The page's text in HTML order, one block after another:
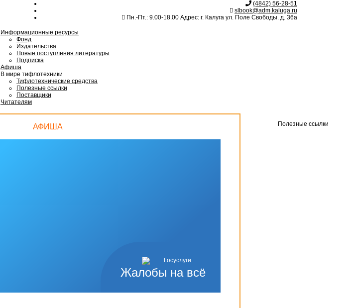
(4842) 56-28-51
slbook@adm.kaluga.ru
Пн.-Пт.: 9.00-18.00 Адрес: г. Калуга ул. Поле Свободы. д. 36а
Информационные ресурсы
Фонд
Издательства
Новые поступления литературы
Подписка
Афиша
В мире тифлотехники
Тифлотехнические средства
Полезные ссылки
Поставщики
Читателям
АФИША
Жалобы на всё
Полезные ссылки